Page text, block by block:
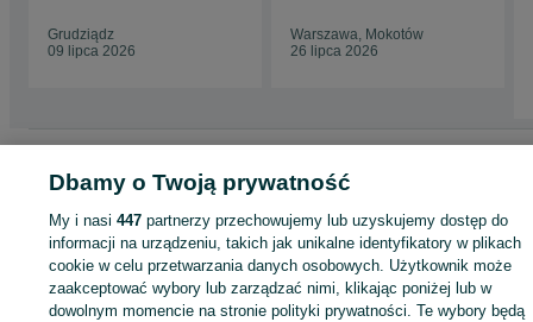
Grudziądz
09 lipca 2026
Warszawa, Mokotów
26 lipca 2026
Czujniki i kamery cofania
Czujniki i kamery cofania - Małopolskie
KATEGORIA
Dbamy o Twoją prywatność
My i nasi447 partnerzy przechowujemy lub uzyskujemy dostęp do
informacji na urządzeniu, takich jak unikalne identyfikatory w plikach
cookie w celu przetwarzania danych osobowych. Użytkownik może
zaakceptować wybory lub zarządzać nimi, klikając poniżej lub w
dowolnym momencie na stronie polityki prywatności. Te wybory będą